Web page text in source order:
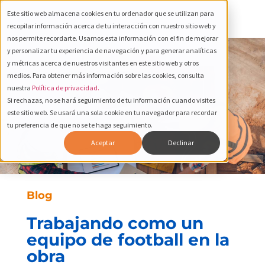
Este sitio web almacena cookies en tu ordenador que se utilizan para
recopilar información acerca de tu interacción con nuestro sitio web y
nos permite recordarte. Usamos esta información con el fin de mejorar
y personalizar tu experiencia de navegación y para generar analíticas
y métricas acerca de nuestros visitantes en este sitio web y otros
medios. Para obtener más información sobre las cookies, consulta
nuestra Política de privacidad.
Si rechazas, no se hará seguimiento de tu información cuando visites
este sitio web. Se usará una sola cookie en tu navegador para recordar
tu preferencia de que no se te haga seguimiento.
Aceptar Declinar
Blog
Trabajando como un
equipo de football en la
obra